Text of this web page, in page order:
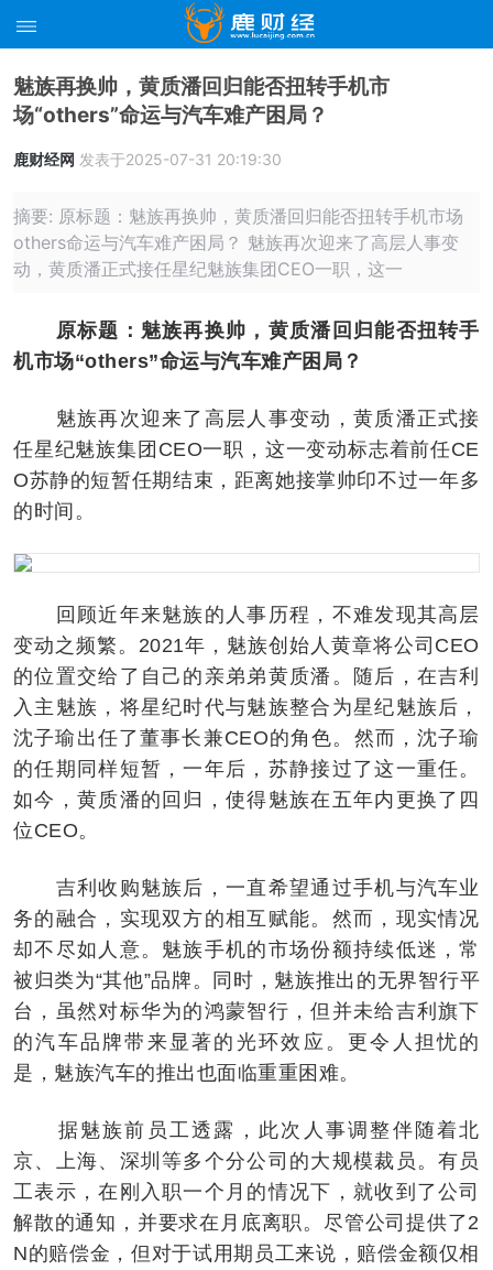
魅族再换帅，黄质潘回归能否扭转手机市
场“others”命运与汽车难产困局？
鹿财经网 发表于2025-07-31 20:19:30
摘要: 原标题：魅族再换帅，黄质潘回归能否扭转手机市场
others命运与汽车难产困局？ 魅族再次迎来了高层人事变
动，黄质潘正式接任星纪魅族集团CEO一职，这一
原标题：魅族再换帅，黄质潘回归能否扭转手
机市场“others”命运与汽车难产困局？
魅族再次迎来了高层人事变动，黄质潘正式接
任星纪魅族集团CEO一职，这一变动标志着前任CE
O苏静的短暂任期结束，距离她接掌帅印不过一年多
的时间。
回顾近年来魅族的人事历程，不难发现其高层
变动之频繁。2021年，魅族创始人黄章将公司CEO
的位置交给了自己的亲弟弟黄质潘。随后，在吉利
入主魅族，将星纪时代与魅族整合为星纪魅族后，
沈子瑜出任了董事长兼CEO的角色。然而，沈子瑜
的任期同样短暂，一年后，苏静接过了这一重任。
如今，黄质潘的回归，使得魅族在五年内更换了四
位CEO。
吉利收购魅族后，一直希望通过手机与汽车业
务的融合，实现双方的相互赋能。然而，现实情况
却不尽如人意。魅族手机的市场份额持续低迷，常
被归类为“其他”品牌。同时，魅族推出的无界智行平
台，虽然对标华为的鸿蒙智行，但并未给吉利旗下
的汽车品牌带来显著的光环效应。更令人担忧的
是，魅族汽车的推出也面临重重困难。
据魅族前员工透露，此次人事调整伴随着北
京、上海、深圳等多个分公司的大规模裁员。有员
工表示，在刚入职一个月的情况下，就收到了公司
解散的通知，并要求在月底离职。尽管公司提供了2
N的赔偿金，但对于试用期员工来说，赔偿金额仅相